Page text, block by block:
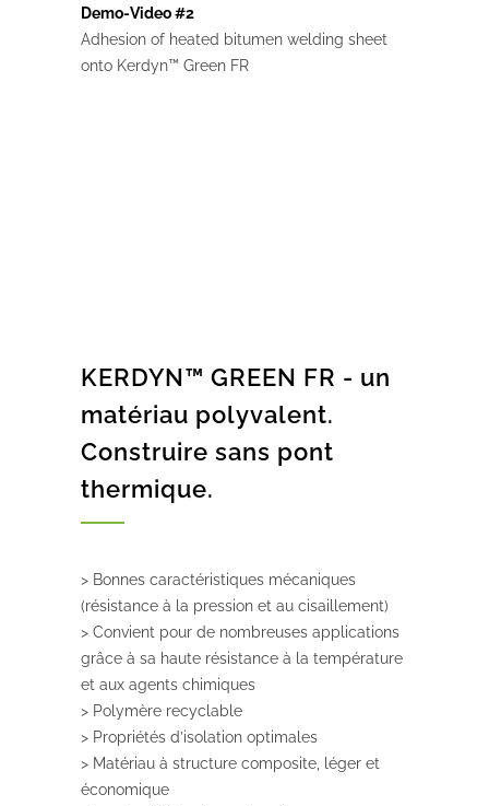
Demo-Video #2
Adhesion of heated bitumen welding sheet
onto Kerdyn™ Green FR
KERDYN™ GREEN FR - un
matériau polyvalent.
Construire sans pont
thermique.
> Bonnes caractéristiques mécaniques
(résistance à la pression et au cisaillement)
> Convient pour de nombreuses applications
grâce à sa haute résistance à la température
et aux agents chimiques
> Polymère recyclable
> Propriétés d’isolation optimales
> Matériau à structure composite, léger et
économique